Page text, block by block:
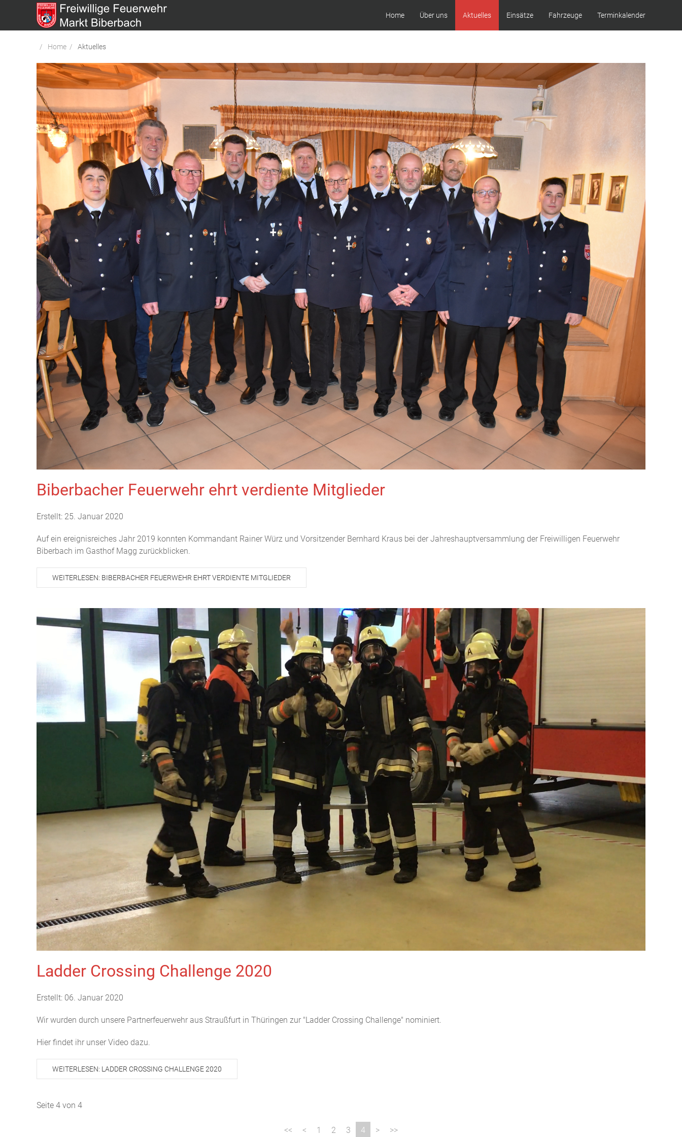
Home Über uns Aktuelles Einsätze Fahrzeuge Terminkalender
Home Aktuelles
Biberbacher Feuerwehr ehrt verdiente Mitglieder
Erstellt: 25. Januar 2020
Auf ein ereignisreiches Jahr 2019 konnten Kommandant Rainer Würz und Vorsitzender Bernhard Kraus bei der Jahreshauptversammlung der Freiwilligen Feuerwehr
Biberbach im Gasthof Magg zurückblicken.
WEITERLESEN: BIBERBACHER FEUERWEHR EHRT VERDIENTE MITGLIEDER
Ladder Crossing Challenge 2020
Erstellt: 06. Januar 2020
Wir wurden durch unsere Partnerfeuerwehr aus Straußfurt in Thüringen zur "Ladder Crossing Challenge" nominiert.
Hier findet ihr unser Video dazu.
WEITERLESEN: LADDER CROSSING CHALLENGE 2020
Seite 4 von 4
1 2 3 4